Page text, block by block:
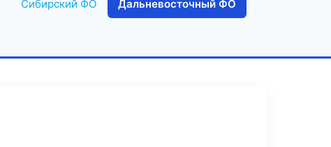
Сибирский ФО Дальневосточный ФО